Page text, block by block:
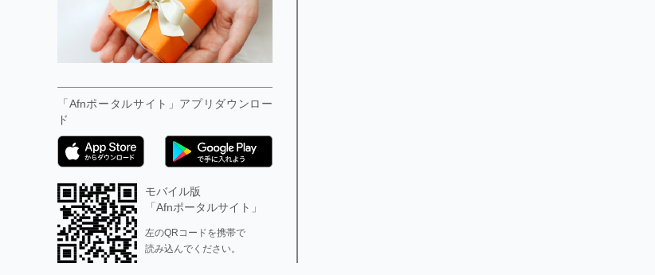
「Afnポータルサイト」アプリダウンロー
ド
モバイル版
「Afnポータルサイト」
左のQRコードを携帯で
読み込んでください。